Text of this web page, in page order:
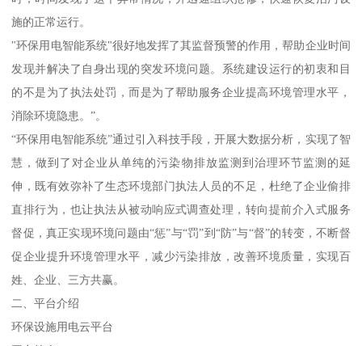
施的正常运行。
"环保用电智能系统"很好地发挥了其监督预警的作用，帮助企业时间
发现并解决了自身出现的突发环境问题。系统建设运行的初衷和目
的不是为了执法处罚，而是为了帮助服务企业提高环境管理水平，
消除环境隐患。”。
“环保用电智能系统”通过引入科技手段，开展大数据分析，实现了智
慧，做到了对企业从单纯的污染物排放监测到治理环节监测的延
伸，既有效弥补了生态环境部门执法人员的不足，杜绝了企业偷排
直排行为，也让执法从被动响应式调查处理，转向提前介入式服务
督促，真正实现环境问题由“惩”与“罚”到“防”与“督”的转变，不断督
促企业提升环境管理水平，减少污染排放，改善环境质量，实现百
姓、企业、三方共赢。
二、平台介绍
环保设施用电云平台